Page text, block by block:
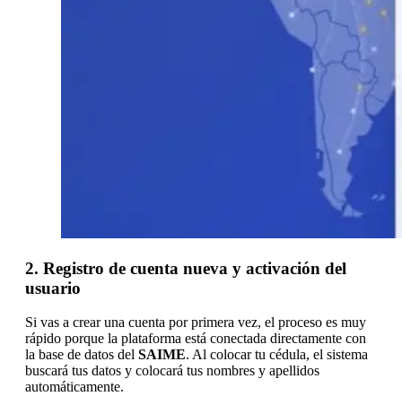
2. Registro de cuenta nueva y activación del
usuario
Si vas a crear una cuenta por primera vez, el proceso es muy
rápido porque la plataforma está conectada directamente con
la base de datos del SAIME. Al colocar tu cédula, el sistema
buscará tus datos y colocará tus nombres y apellidos
automáticamente.